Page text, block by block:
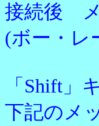
接続後 メ
(ボー・レ
「Shift
下記のメ